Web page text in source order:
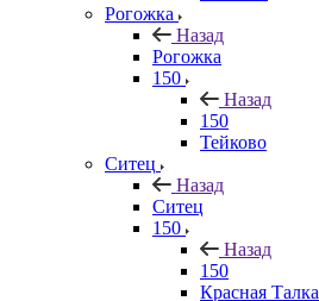
Рогожка
Назад
Рогожка
150
Назад
150
Тейково
Ситец
Назад
Ситец
150
Назад
150
Красная Талка